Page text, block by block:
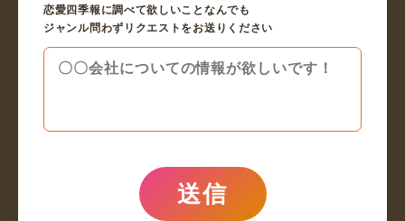
恋愛四季報に調べて欲しいことなんでも
ジャンル問わずリクエストをお送りください
送信